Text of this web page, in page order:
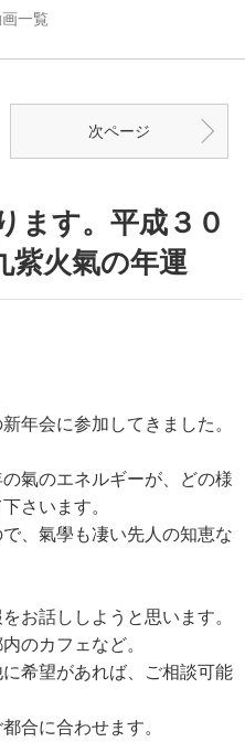
一覧
次ページ
ます。平成３０
火氣の年運
年会に参加してきました。
氣のエネルギーが、どの様
さいます。
、氣學も凄い先人の知恵な
お話ししようと思います。
のカフェなど。
希望があれば、ご相談可能
合に合わせます。